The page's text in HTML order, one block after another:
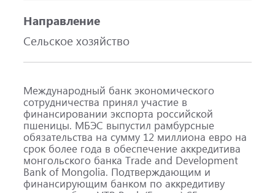
Направление
Сельское хозяйство
Международный банк экономического
сотрудничества принял участие в
финансировании экспорта российской
пшеницы. МБЭС выпустил рамбурсные
обязательства на сумму 12 миллиона евро на
срок более года в обеспечение аккредитива
монгольского банка Trade and Development
Bank of Mongolia. Подтверждающим и
финансирующим банком по аккредитиву